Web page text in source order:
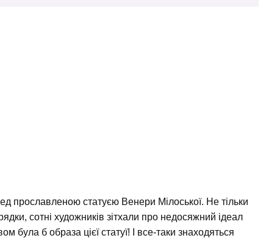
прославленою статуєю Венери Мілоської. Не тільки
сотні художників зітхали про недосяжний ідеал
була б образа цієї статуї! І все-таки знаходяться